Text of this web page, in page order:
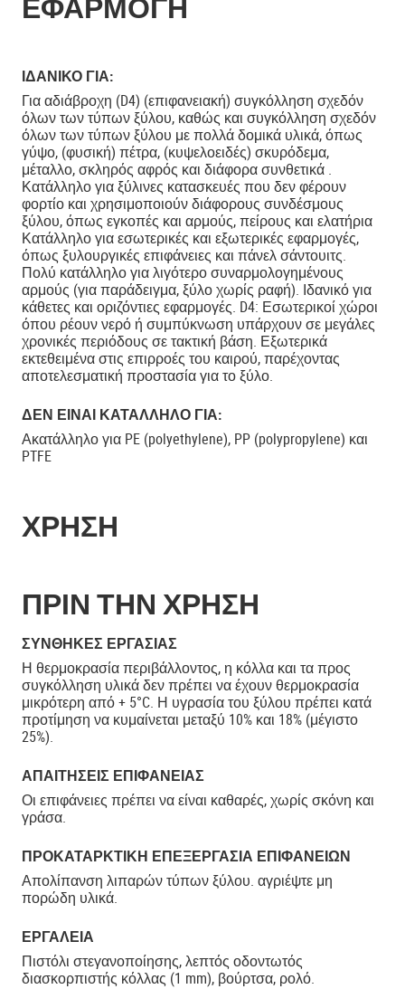
ΙΔΑΝΙΚΟ ΓΙΑ:
Για αδιάβροχη (D4) (επιφανειακή) συγκόλληση σχεδόν
όλων των τύπων ξύλου, καθώς και συγκόλληση σχεδόν
όλων των τύπων ξύλου με πολλά δομικά υλικά, όπως
γύψο, (φυσική) πέτρα, (κυψελοειδές) σκυρόδεμα,
μέταλλο, σκληρός αφρός και διάφορα συνθετικά .
Κατάλληλο για ξύλινες κατασκευές που δεν φέρουν
φορτίο και χρησιμοποιούν διάφορους συνδέσμους
ξύλου, όπως εγκοπές και αρμούς, πείρους και ελατήρια
Κατάλληλο για εσωτερικές και εξωτερικές εφαρμογές,
όπως ξυλουργικές επιφάνειες και πάνελ σάντουιτς.
Πολύ κατάλληλο για λιγότερο συναρμολογημένους
αρμούς (για παράδειγμα, ξύλο χωρίς ραφή). Ιδανικό για
κάθετες και οριζόντιες εφαρμογές. D4: Εσωτερικοί χώροι
όπου ρέουν νερό ή συμπύκνωση υπάρχουν σε μεγάλες
χρονικές περιόδους σε τακτική βάση. Εξωτερικά
εκτεθειμένα στις επιρροές του καιρού, παρέχοντας
αποτελεσματική προστασία για το ξύλο.
ΔΕΝ ΕΊΝΑΙ ΚΑΤΆΛΛΗΛΟ ΓΙΑ:
Ακατάλληλο για PE (polyethylene), PP (polypropylene) και
PTFE
ΧΡΗΣΗ
ΠΡΙΝ ΤΗΝ ΧΡΗΣΗ
ΣΥΝΘΉΚΕΣ ΕΡΓΑΣΊΑΣ
Η θερμοκρασία περιβάλλοντος, η κόλλα και τα προς
συγκόλληση υλικά δεν πρέπει να έχουν θερμοκρασία
μικρότερη από + 5°C. Η υγρασία του ξύλου πρέπει κατά
προτίμηση να κυμαίνεται μεταξύ 10% και 18% (μέγιστο
25%).
ΑΠΑΙΤΉΣΕΙΣ ΕΠΙΦΆΝΕΙΑΣ
Οι επιφάνειες πρέπει να είναι καθαρές, χωρίς σκόνη και
γράσα.
ΠΡΟΚΑΤΑΡΚΤΙΚΉ ΕΠΕΞΕΡΓΑΣΊΑ ΕΠΙΦΑΝΕΙΏΝ
Απολίπανση λιπαρών τύπων ξύλου. αγριέψτε μη
πορώδη υλικά.
ΕΡΓΑΛΕΊΑ
Πιστόλι στεγανοποίησης, λεπτός οδοντωτός
διασκορπιστής κόλλας (1 mm), βούρτσα, ρολό.